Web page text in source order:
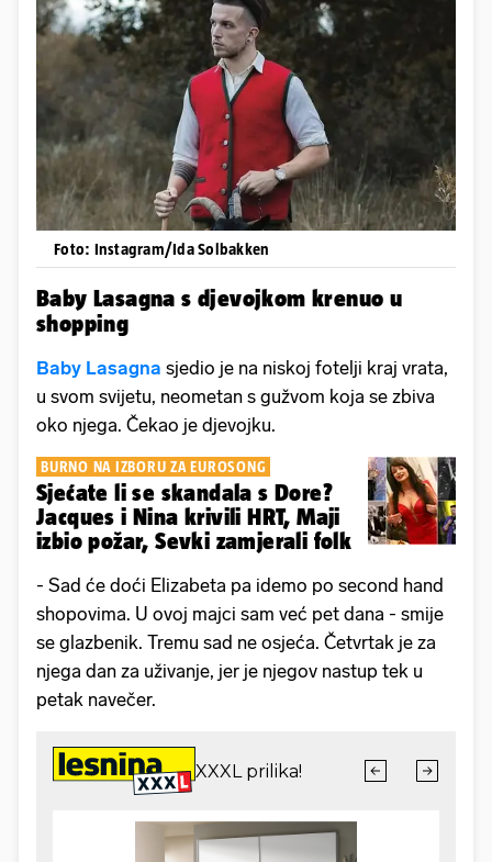
Foto: Instagram/Ida Solbakken
Baby Lasagna s djevojkom krenuo u
shopping
Baby Lasagna sjedio je na niskoj fotelji kraj vrata,
u svom svijetu, neometan s gužvom koja se zbiva
oko njega. Čekao je djevojku.
BURNO NA IZBORU ZA EUROSONG
Sjećate li se skandala s Dore?
Jacques i Nina krivili HRT, Maji
izbio požar, Sevki zamjerali folk
- Sad će doći Elizabeta pa idemo po second hand
shopovima. U ovoj majci sam već pet dana - smije
se glazbenik. Tremu sad ne osjeća. Četvrtak je za
njega dan za uživanje, jer je njegov nastup tek u
petak navečer.